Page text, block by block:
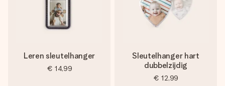
Leren sleutelhanger
€ 14,99
Sleutelhanger hart
dubbelzijdig
€ 12,99